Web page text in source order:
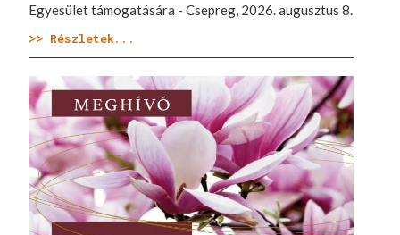
Egyesület támogatására - Csepreg, 2026. augusztus 8.
>> Részletek...